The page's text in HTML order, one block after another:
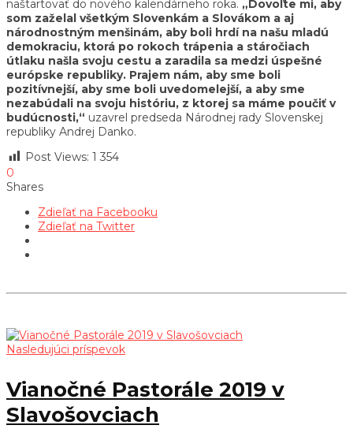
naštartovať do nového kalendárneho roka. „Dovoľte mi, aby
som zaželal všetkým Slovenkám a Slovákom a aj
národnostným menšinám, aby boli hrdí na našu mladú
demokraciu, ktorá po rokoch trápenia a stáročiach
útlaku našla svoju cestu a zaradila sa medzi úspešné
európske republiky. Prajem nám, aby sme boli
pozitívnejší, aby sme boli uvedomelejší, a aby sme
nezabúdali na svoju históriu, z ktorej sa máme poučiť v
budúcnosti,“ uzavrel predseda Národnej rady Slovenskej
republiky Andrej Danko.
Post Views: 1 354
0
Shares
Zdieľať na Facebooku
Zdieľať na Twitter
Nasledujúci príspevok
Vianočné Pastorále 2019 v
Slavošovciach